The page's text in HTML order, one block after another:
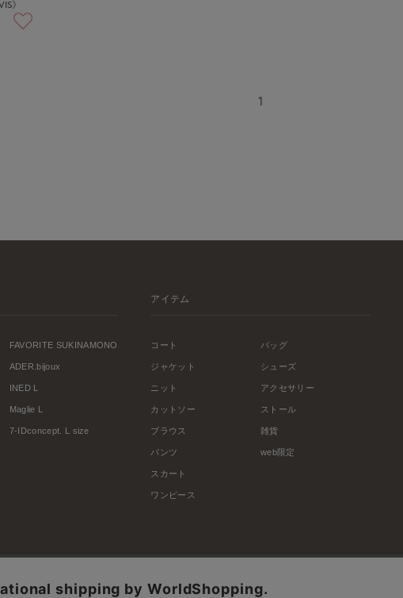
》
1
FAVORITE SUKINAMONO
ADER.bijoux
INED L
Maglie L
7-IDconcept. L size
アイテム
コート
ジャケット
ニット
カットソー
ブラウス
パンツ
スカート
ワンピース
バッグ
シューズ
アクセサリー
ストール
雑貨
web限定